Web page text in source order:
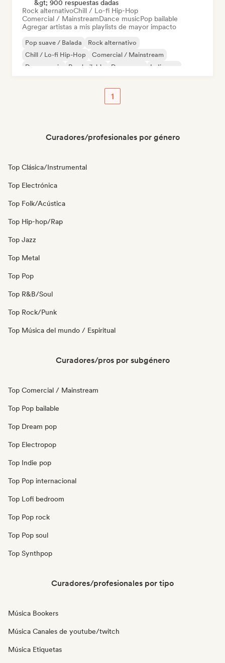
&gt; 900 respuestas dadas
Rock alternativoChill / Lo-fi Hip-Hop
Comercial / MainstreamDance musicPop bailable
Agregar artistas a mis playlists de mayor impacto
Pop suave / Balada
Rock alternativo
Chill / Lo-fi Hip-Hop
Comercial / Mainstream
Dance music
Pop bailable Dream pop Indie pop
1
Curadores/profesionales por género
Top Clásica/Instrumental
Top Electrónica
Top Folk/Acústica
Top Hip-hop/Rap
Top Jazz
Top Metal
Top Pop
Top R&B/Soul
Top Rock/Punk
Top Música del mundo / Espiritual
Curadores/pros por subgénero
Top Comercial / Mainstream
Top Pop bailable
Top Dream pop
Top Electropop
Top Indie pop
Top Pop internacional
Top Lofi bedroom
Top Pop rock
Top Pop soul
Top Synthpop
Curadores/profesionales por tipo
Música Bookers
Música Canales de youtube/twitch
Música Etiquetas